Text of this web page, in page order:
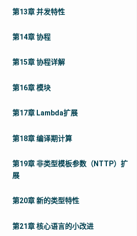
第13章 并发特性
第14章 协程
第15章 协程详解
第16章 模块
第17章 Lambda扩展
第18章 编译期计算
第19章 非类型模板参数（NTTP）扩
展
第20章 新的类型特性
第21章 核心语言的小改进